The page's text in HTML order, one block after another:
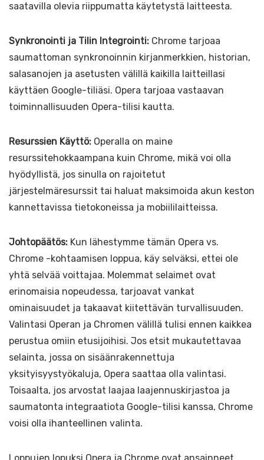
saatavilla olevia riippumatta käytetystä laitteesta.
Synkronointi ja Tilin Integrointi: Chrome tarjoaa
saumattoman synkronoinnin kirjanmerkkien, historian,
salasanojen ja asetusten välillä kaikilla laitteillasi
käyttäen Google-tiliäsi. Opera tarjoaa vastaavan
toiminnallisuuden Opera-tilisi kautta.
Resurssien Käyttö: Operalla on maine
resurssitehokkaampana kuin Chrome, mikä voi olla
hyödyllistä, jos sinulla on rajoitetut
järjestelmäresurssit tai haluat maksimoida akun keston
kannettavissa tietokoneissa ja mobiililaitteissa.
Johtopäätös: Kun lähestymme tämän Opera vs.
Chrome -kohtaamisen loppua, käy selväksi, ettei ole
yhtä selvää voittajaa. Molemmat selaimet ovat
erinomaisia nopeudessa, tarjoavat vankat
ominaisuudet ja takaavat kiitettävän turvallisuuden.
Valintasi Operan ja Chromen välillä tulisi ennen kaikkea
perustua omiin etusijoihisi. Jos etsit mukautettavaa
selainta, jossa on sisäänrakennettuja
yksityisyystyökaluja, Opera saattaa olla valintasi.
Toisaalta, jos arvostat laajaa laajennuskirjastoa ja
saumatonta integraatiota Google-tilisi kanssa, Chrome
voisi olla ihanteellinen valinta.